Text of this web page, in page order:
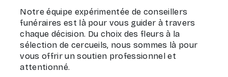
Notre équipe expérimentée de conseillers
funéraires est là pour vous guider à travers
chaque décision. Du choix des fleurs à la
sélection de cercueils, nous sommes là pour
vous offrir un soutien professionnel et
attentionné.